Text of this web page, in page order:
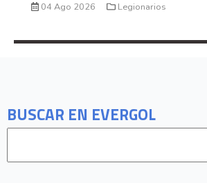
BUSCAR EN EVERGOL
04 Ago 2026 Legionarios